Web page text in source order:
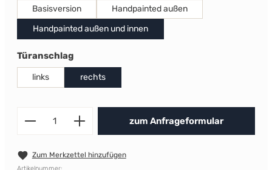
Basisversion
Handpainted außen
Handpainted außen und innen
Türanschlagauswählen
links rechts
Produkt Anzahl: Gib den
zum Anfrageformular
Zum Merkzettel hinzufügen